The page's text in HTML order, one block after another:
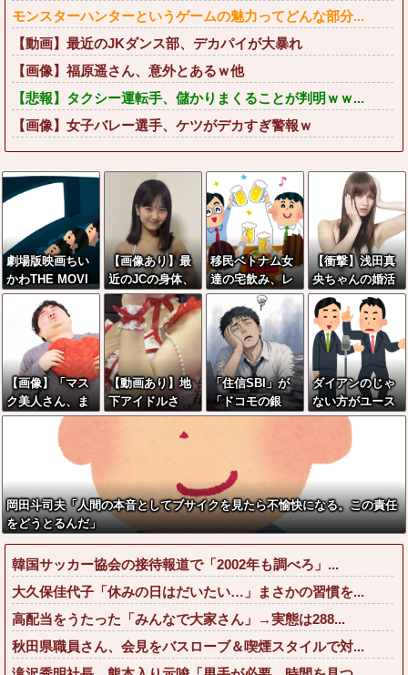
モンスターハンターというゲームの魅力ってどんな部分...
【動画】最近のJKダンス部、デカパイが大暴れ
【画像】福原遥さん、意外とあるｗ他
【悲報】タクシー運転手、儲かりまくることが判明ｗｗ...
【画像】女子バレー選手、ケツがデカすぎ警報ｗ
劇場版映画ちい
かわTHE MOVI
E、明日興行収
入1兆円突破が確
実にｗｗｗｗｗ
ｗｗｗｗｗｗｗ
ｗ
【画像あり】最
近のJCの身体、
健康的ｗｗｗｗ
ｗｗｗｗｗｗｗ
ｗｗｗｗ
移民ベトナム女
達の宅飲み、レ
ベチｗｗｗｗｗ
ｗｗｗｗｗｗｗ
ｗｗｗｗｗｗｗ
ｗｗｗｗｗ
【衝撃】浅田真
央ちゃんの婚活
条件がこちら←
むしろコレは普
通じゃね？w w
w w w w w w
【画像】「マス
ク美人さん、ま
た我々を欺く」
←海外でも流行
りだした結果が
w w w
【動画あり】地
下アイドルさ
ん、売れるため
にとんでもない
いと判明ｗｗｗ
ｗｗ
「住信SBI」が
「ドコモの銀
行」に変わって
ｗｗ
ダイアンのじゃ
ない方がユース
ケさんになって
しまっていると
いう事実←これ
岡田斗司夫「人間の本音としてブサイクを見たら不愉快になる。この責任
をどうとるんだ」
韓国サッカー協会の接待報道で「2002年も調べろ」...
大久保佳代子「休みの日はだいたい…」まさかの習慣を...
高配当をうたった「みんなで大家さん」→実態は288...
秋田県職員さん、会見をバスローブ＆喫煙スタイルで対...